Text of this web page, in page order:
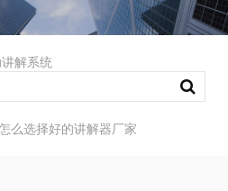
讲解系统
么选择好的讲解器厂家